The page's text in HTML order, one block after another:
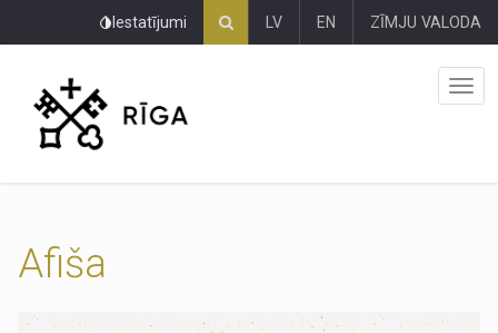
Iestatījumi LV EN ZĪMJU VALODA
Afiša